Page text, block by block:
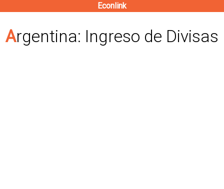
contenido
Econlink
Argentina: Ingreso de Divisas